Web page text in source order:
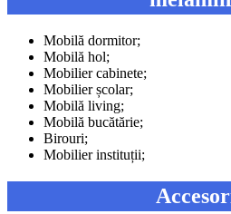
Mobilă dormitor;
Mobilă hol;
Mobilier cabinete;
Mobilier școlar;
Mobilă living;
Mobilă bucătărie;
Birouri;
Mobilier instituții;